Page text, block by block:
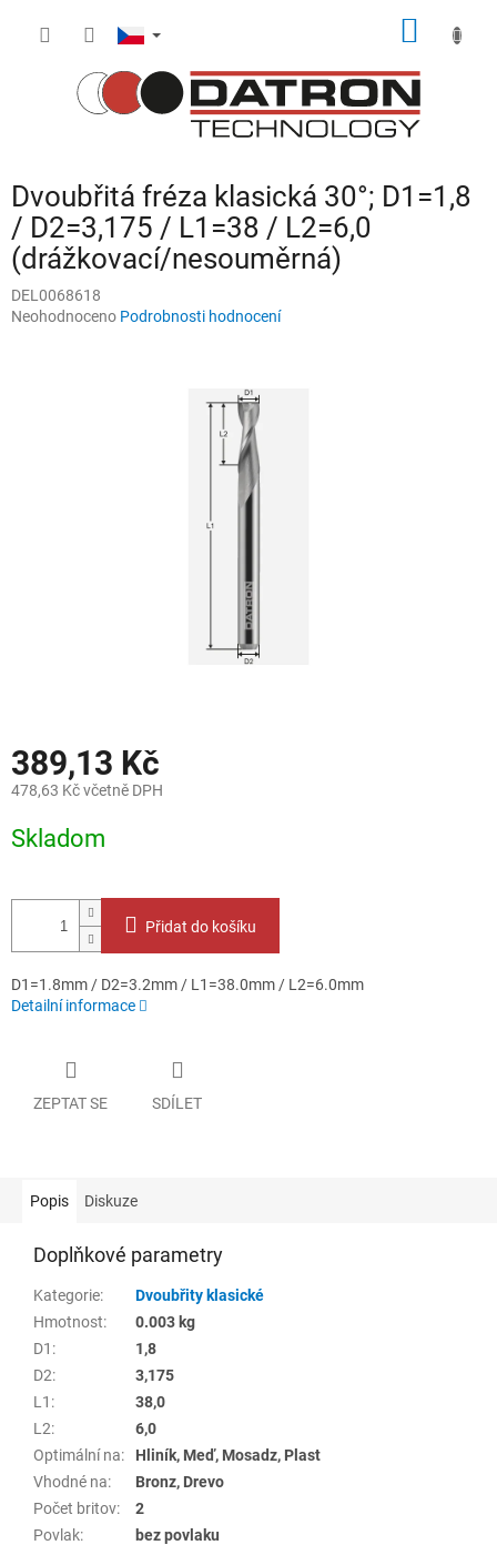
Dvoubřitá fréza klasická 30°; D1=1,8
/ D2=3,175 / L1=38 / L2=6,0
(drážkovací/nesouměrná)
DEL0068618
Průměrné
Neohodnoceno Podrobnosti hodnocení
389,13 Kč
478,63 Kč včetně DPH
cena:
Skladom
Přidat do košíku
D1=1.8mm / D2=3.2mm / L1=38.0mm / L2=6.0mm
Detailní informace
ZEPTAT SE SDÍLET
Popis Diskuze
Doplňkové parametry
Kategorie:
Dvoubřity klasické
Hmotnost:
0.003 kg
D1 :
1,8
D2:
3,175
L1 :
38,0
L2:
6,0
Optimální na:
Hliník, Meď, Mosadz, Plast
Vhodné na:
Bronz, Drevo
Počet britov:
2
Povlak:
bez povlaku